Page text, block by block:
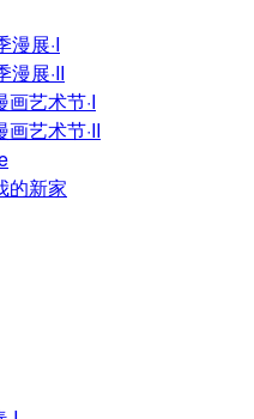
漫展·I
漫展·II
艺术节·I
艺术节·II
的新家